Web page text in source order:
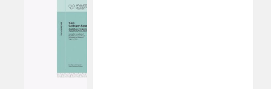
Επαναλάβετε και προσθέστε χρώμα για πιο έντονο
το σχήμα και σβήστε απαλά το χρώμα στα φρύδια.